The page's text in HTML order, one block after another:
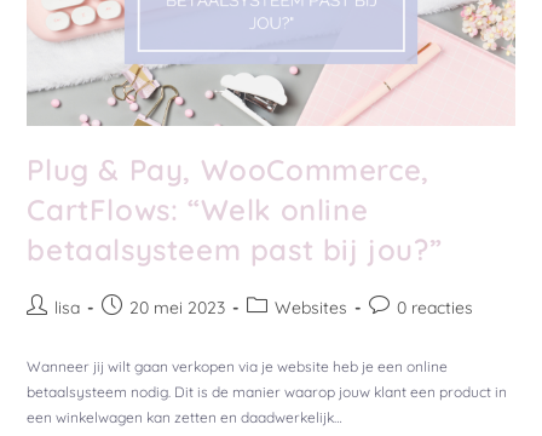
Plug & Pay, WooCommerce,
CartFlows: “Welk online
betaalsysteem past bij jou?”
lisa 20 mei 2023 Websites 0 reacties
Wanneer jij wilt gaan verkopen via je website heb je een online
betaalsysteem nodig. Dit is de manier waarop jouw klant een product in
een winkelwagen kan zetten en daadwerkelijk…